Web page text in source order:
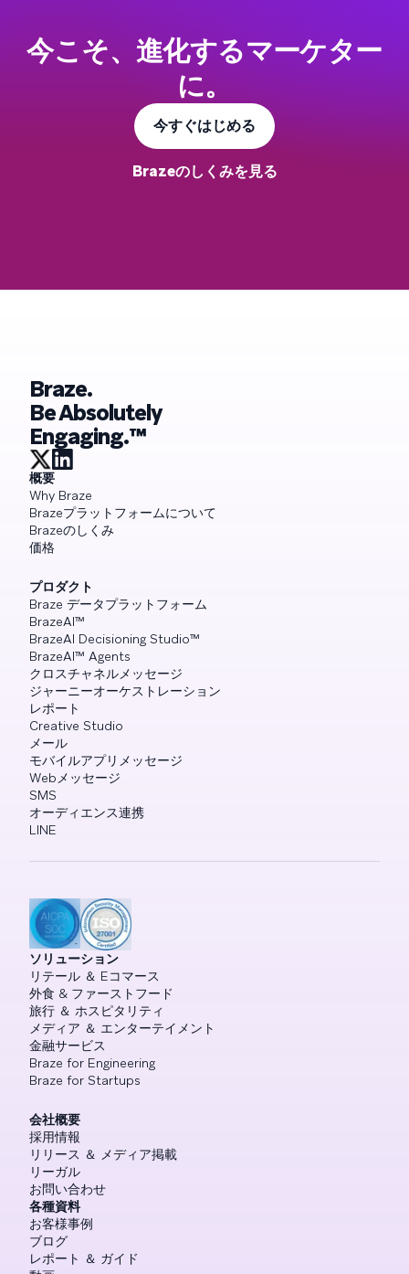
今こそ、進化するマーケター
に。
今すぐはじめる
Brazeのしくみを見る
Braze.
Be Absolutely
Engaging.™
概要
Why Braze
Brazeプラットフォームについて
Brazeのしくみ
価格
プロダクト
Braze データプラットフォーム
BrazeAI™
BrazeAI Decisioning Studio™
BrazeAI™ Agents
クロスチャネルメッセージ
ジャーニーオーケストレーション
レポート
Creative Studio
メール
モバイルアプリメッセージ
Webメッセージ
SMS
オーディエンス連携
LINE
ソリューション
リテール ＆ Eコマース
外食 & ファーストフード
旅行 ＆ ホスピタリティ
メディア ＆ エンターテイメント
金融サービス
Braze for Engineering
Braze for Startups
会社概要
採用情報
リリース ＆ メディア掲載
リーガル
お問い合わせ
各種資料
お客様事例
ブログ
レポート ＆ ガイド